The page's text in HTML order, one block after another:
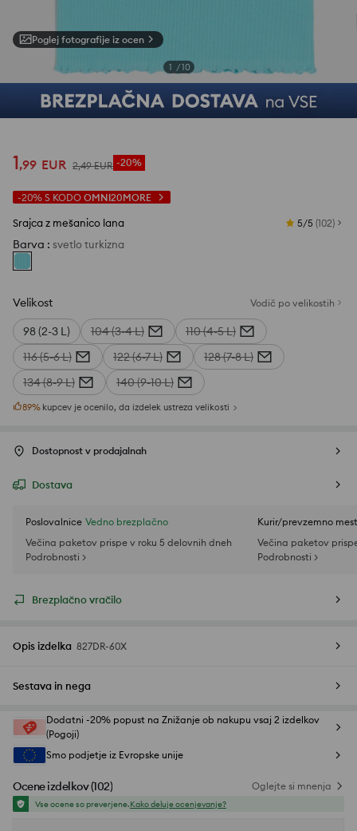
Poglej fotografije iz ocen
1 /10
1,99 EUR 2,49 EUR -20%
-20% S KODO OMNI20MORE
Srajca z mešanico lana 5/5 (102)
Barva : svetlo turkizna
Velikost Vodič po velikostih
98 (2-3 L) 104 (3-4 L)
110 (4-5 L)
116 (5-6 L)
122 (6-7 L)
128 (7-8 L)
134 (8-9 L)
140 (9-10 L)
89% kupcev je ocenilo, da izdelek ustreza velikosti
Dostopnost v prodajalnah
Dostava
Poslovalnice Vedno brezplačno
Večina paketov prispe v roku 5 delovnih dneh
Podrobnosti >
Kurir/prevzemno
Večina paketov
Podrobnosti >
Brezplačno vračilo
Opis izdelka 827DR-60X
Sestava in nega
Dodatni -20% popust na Znižanje ob nakupu vsaj 2 izdelkov
(Pogoji)
Smo podjetje iz Evropske unije
Ocene izdelkov(102) Oglejte si mnenja
Vse ocene so preverjene.Kako deluje ocenjevanje?